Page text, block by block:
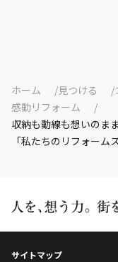
ホーム 見つける
感動リフォーム
収納も動線も想いの
「私たちのリフォーム
サイトマップ